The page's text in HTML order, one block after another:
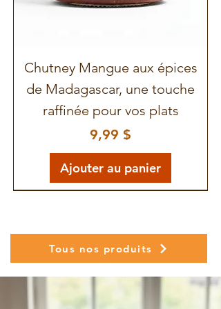
Chutney Mangue aux épices
de Madagascar, une touche
raffinée pour vos plats
Prix
9,99 $
Ajouter au panier
Tous nos produits